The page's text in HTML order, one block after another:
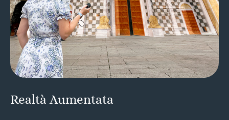
Realtà Aumentata